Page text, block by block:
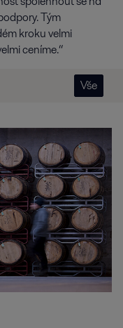
Tým
kroku velmi
ceníme.“
Vše